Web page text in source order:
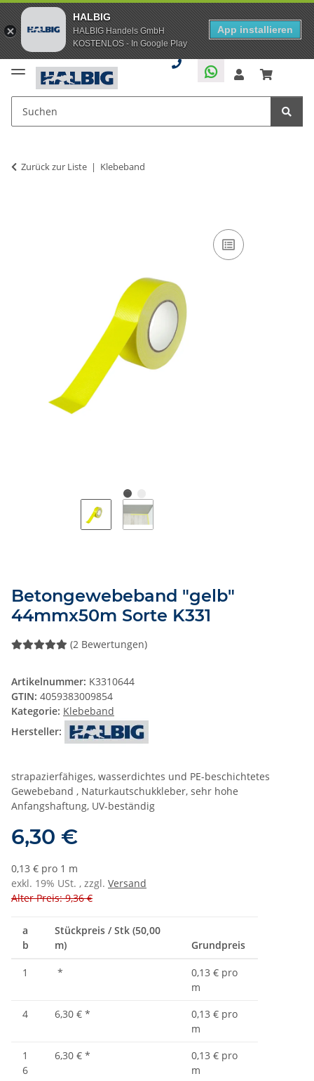
HALBIG
HALBIG Handels GmbH
KOSTENLOS - In Google Play
App installieren
Zurück zur Liste Klebeband
Betongewebeband "gelb"
44mmx50m Sorte K331
(2 Bewertungen)
Artikelnummer: K3310644
GTIN: 4059383009854
Kategorie: Klebeband
Hersteller:
strapazierfähiges, wasserdichtes und PE-beschichtetes
Gewebeband , Naturkautschukkleber, sehr hohe
Anfangshaftung, UV-beständig
6,30 €
0,13 € pro 1 m
exkl. 19% USt. , zzgl. Versand
Alter Preis: 9,36 €
a
b
Stückpreis / Stk (50,00
m)
Grundpreis
1 *
0,13 € pro
m
4
6,30 € *
0,13 € pro
m
1
6
6,30 € *
0,13 € pro
m